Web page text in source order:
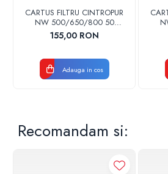
CARTUS FILTRU CINTROPUR
NW 500/650/800 50
MICRONI MANSOANE
FILTRARE SET 5BUC
155,00 RON
Adauga in cos
Recomandam si: